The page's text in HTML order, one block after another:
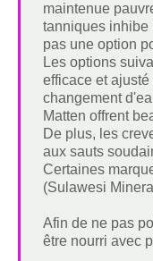
maintenue
tanniques inhibe
pas une option
Les options
efficace et
changement
Matten offrent
De plus, les
aux sauts
Certaines
(Sulawesi
Afin de ne pas
être nourri avec